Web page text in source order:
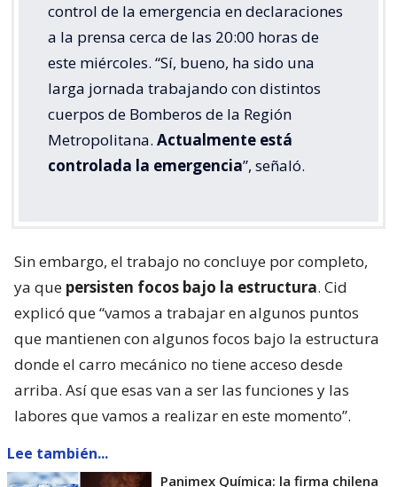
control de la emergencia en declaraciones
a la prensa cerca de las 20:00 horas de
este miércoles. “Sí, bueno, ha sido una
larga jornada trabajando con distintos
cuerpos de Bomberos de la Región
Metropolitana. Actualmente está
controlada la emergencia”, señaló.
Sin embargo, el trabajo no concluye por completo,
ya que persisten focos bajo la estructura. Cid
explicó que “vamos a trabajar en algunos puntos
que mantienen con algunos focos bajo la estructura
donde el carro mecánico no tiene acceso desde
arriba. Así que esas van a ser las funciones y las
labores que vamos a realizar en este momento”.
Lee también...
Panimex Química: la firma chilena